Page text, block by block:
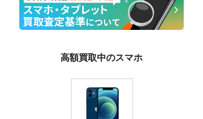
高額買取中のスマホ